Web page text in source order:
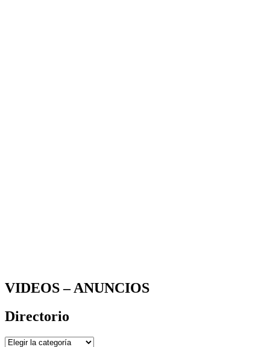
VIDEOS – ANUNCIOS
Directorio
Directorio